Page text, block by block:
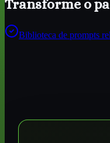
Transforme o
Biblioteca de prompts